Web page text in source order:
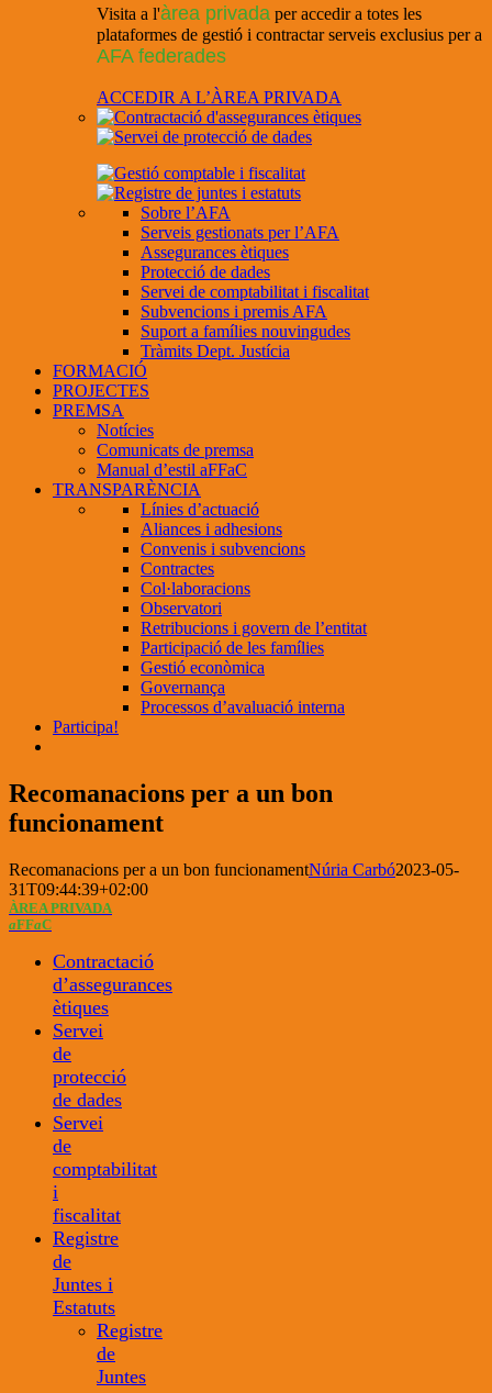
Visita a l'àrea privada per accedir a totes les
plataformes de gestió i contractar serveis exclusius per a
AFA federades
ACCEDIR A L’ÀREA PRIVADA
Sobre l’AFA
Serveis gestionats per l’AFA
Assegurances ètiques
Protecció de dades
Servei de comptabilitat i fiscalitat
Subvencions i premis AFA
Suport a famílies nouvingudes
Tràmits Dept. Justícia
FORMACIÓ
PROJECTES
PREMSA
Notícies
Comunicats de premsa
Manual d’estil aFFaC
TRANSPARÈNCIA
Línies d’actuació
Aliances i adhesions
Convenis i subvencions
Contractes
Col·laboracions
Observatori
Retribucions i govern de l’entitat
Participació de les famílies
Gestió econòmica
Governança
Processos d’avaluació interna
Participa!
Recomanacions per a un bon
funcionament
Recomanacions per a un bon funcionamentNúria Carbó2023-05-
31T09:44:39+02:00
ÀREA PRIVADA
aFFaC
Contractació
d’assegurances
ètiques
Servei
de
protecció
de dades
Servei
de
comptabilitat
i
fiscalitat
Registre
de
Juntes i
Estatuts
Registre
de
Juntes